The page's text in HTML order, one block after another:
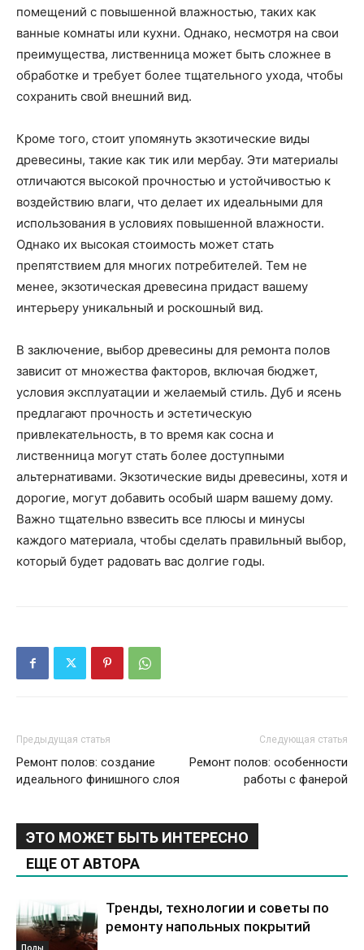
помещений с повышенной влажностью, таких как
ванные комнаты или кухни. Однако, несмотря на свои
преимущества, лиственница может быть сложнее в
обработке и требует более тщательного ухода, чтобы
сохранить свой внешний вид.
Кроме того, стоит упомянуть экзотические виды
древесины, такие как тик или мербау. Эти материалы
отличаются высокой прочностью и устойчивостью к
воздействию влаги, что делает их идеальными для
использования в условиях повышенной влажности.
Однако их высокая стоимость может стать
препятствием для многих потребителей. Тем не
менее, экзотическая древесина придаст вашему
интерьеру уникальный и роскошный вид.
В заключение, выбор древесины для ремонта полов
зависит от множества факторов, включая бюджет,
условия эксплуатации и желаемый стиль. Дуб и ясень
предлагают прочность и эстетическую
привлекательность, в то время как сосна и
лиственница могут стать более доступными
альтернативами. Экзотические виды древесины, хотя и
дорогие, могут добавить особый шарм вашему дому.
Важно тщательно взвесить все плюсы и минусы
каждого материала, чтобы сделать правильный выбор,
который будет радовать вас долгие годы.
Предыдущая статья
Ремонт полов: создание
идеального финишного слоя
Следующая статья
Ремонт полов: особенности
работы с фанерой
ЭТО МОЖЕТ БЫТЬ ИНТЕРЕСНО
ЕЩЕ ОТ АВТОРА
Полы
Тренды, технологии и советы по
ремонту напольных покрытий